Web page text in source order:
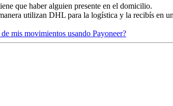
que haber alguien presente en el domicilio.
utilizan DHL para la logística y la recibís en
mis movimientos usando Payoneer?